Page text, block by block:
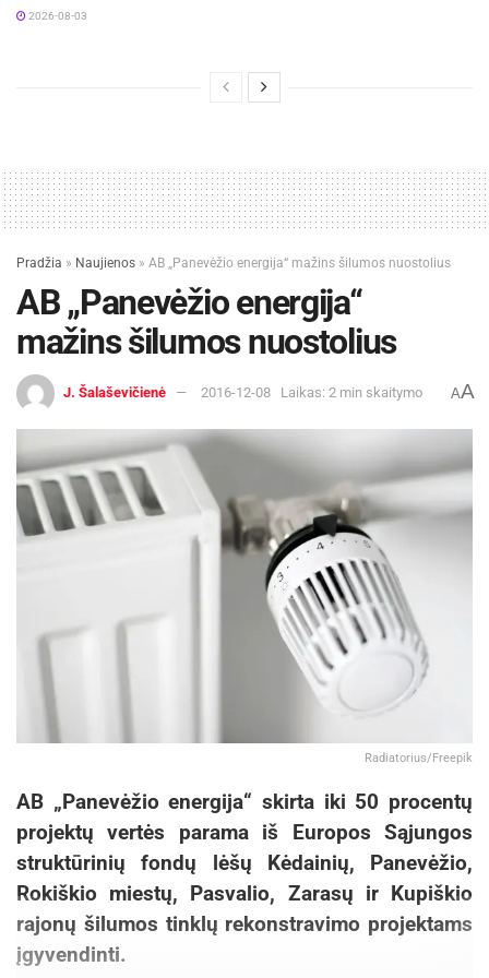
2026-08-03
Pradžia » Naujienos » AB „Panevėžio energija“ mažins šilumos nuostolius
AB „Panevėžio energija“
mažins šilumos nuostolius
J. Šalaševičienė 2016-12-08 Laikas: 2 min skaitymo AA
Radiatorius/Freepik
AB „Panevėžio energija“ skirta iki 50 procentų
projektų vertės parama iš Europos Sąjungos
struktūrinių fondų lėšų Kėdainių, Panevėžio,
Rokiškio miestų, Pasvalio, Zarasų ir Kupiškio
rajonų šilumos tinklų rekonstravimo projektams
įgyvendinti.